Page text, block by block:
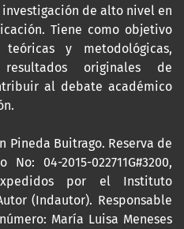
de alto nivel en
Tiene como objetivo
y metodológicas,
originales de
al debate académico
Pineda Buitrago. Reserva de
04-2015-022711G#3200,
por el Instituto
(Indautor). Responsable
María Luisa Meneses